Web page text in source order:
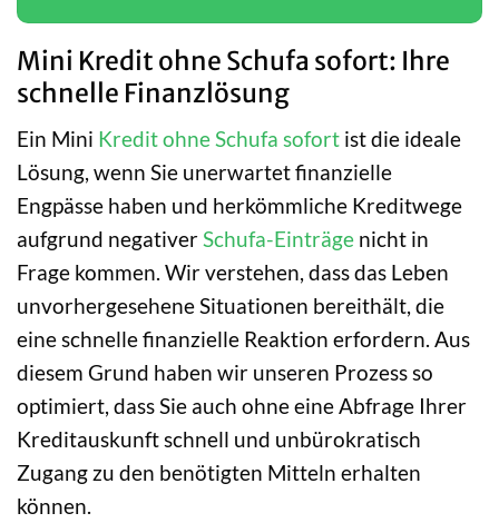
Mini Kredit ohne Schufa sofort: Ihre
schnelle Finanzlösung
Ein Mini Kredit ohne Schufa sofort ist die ideale
Lösung, wenn Sie unerwartet finanzielle
Engpässe haben und herkömmliche Kreditwege
aufgrund negativer Schufa-Einträge nicht in
Frage kommen. Wir verstehen, dass das Leben
unvorhergesehene Situationen bereithält, die
eine schnelle finanzielle Reaktion erfordern. Aus
diesem Grund haben wir unseren Prozess so
optimiert, dass Sie auch ohne eine Abfrage Ihrer
Kreditauskunft schnell und unbürokratisch
Zugang zu den benötigten Mitteln erhalten
können.